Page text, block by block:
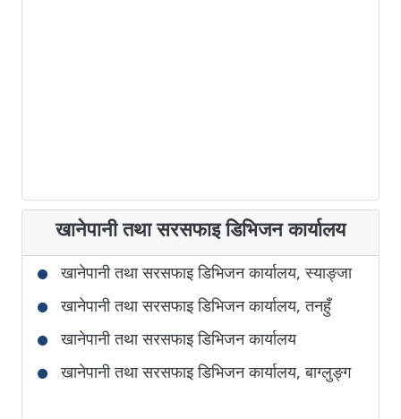
खानेपानी तथा सरसफाइ डिभिजन कार्यालय
खानेपानी तथा सरसफाइ डिभिजन कार्यालय, स्याङ्जा
खानेपानी तथा सरसफाइ डिभिजन कार्यालय, तनहुँ
खानेपानी तथा सरसफाइ डिभिजन कार्यालय
खानेपानी तथा सरसफाइ डिभिजन कार्यालय, बाग्लुङ्ग